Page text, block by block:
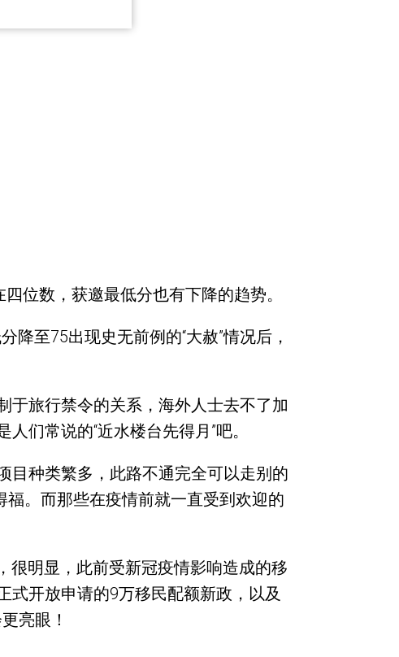
位数，获邀最低分也有下降的趋势。
至75出现史无前例的“大赦”情况后，
于旅行禁令的关系，海外人士去不了加
们常说的“近水楼台先得月”吧。
目种类繁多，此路不通完全可以走别的
。而那些在疫情前就一直受到欢迎的
很明显，此前受新冠疫情影响造成的移
式开放申请的9万移民配额新政，以及
亮眼！